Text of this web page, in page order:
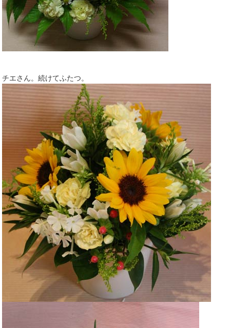
チエさん。続けてふたつ。